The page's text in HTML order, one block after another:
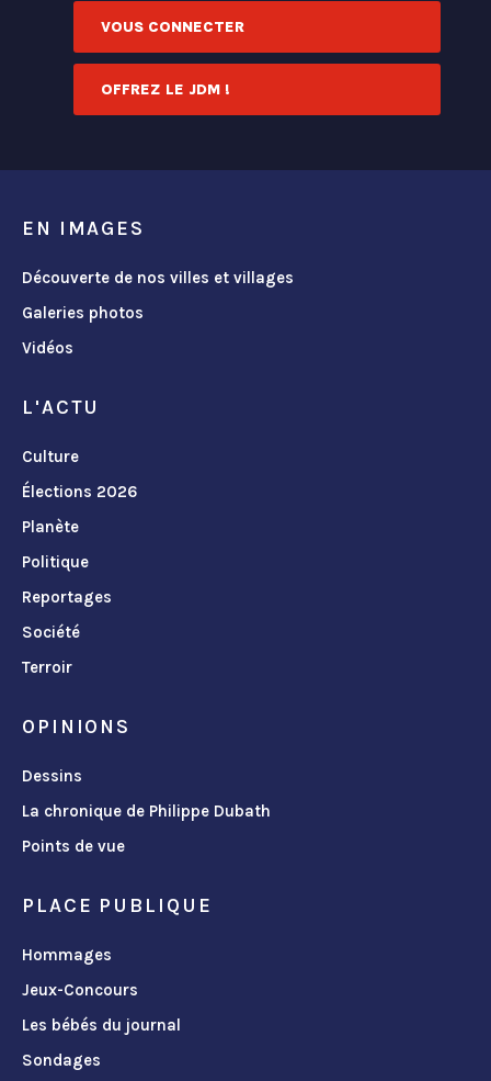
VOUS CONNECTER
OFFREZ LE JDM !
EN IMAGES
Découverte de nos villes et villages
Galeries photos
Vidéos
L'ACTU
Culture
Élections 2026
Planète
Politique
Reportages
Société
Terroir
OPINIONS
Dessins
La chronique de Philippe Dubath
Points de vue
PLACE PUBLIQUE
Hommages
Jeux-Concours
Les bébés du journal
Sondages